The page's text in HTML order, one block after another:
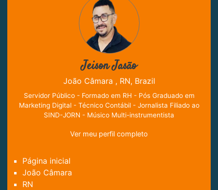
Jeison Jasão
João Câmara , RN, Brazil
Servidor Público - Formado em RH - Pós Graduado em
Marketing Digital - Técnico Contábil - Jornalista Filiado ao
SIND-JORN - Músico Multi-instrumentista
Ver meu perfil completo
Página inicial
João Câmara
RN